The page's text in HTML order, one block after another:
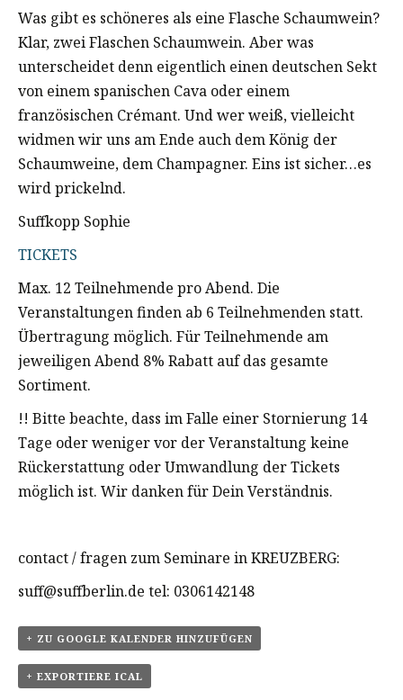
Was gibt es schöneres als eine Flasche Schaumwein?
Klar, zwei Flaschen Schaumwein. Aber was
unterscheidet denn eigentlich einen deutschen Sekt
von einem spanischen Cava oder einem
französischen Crémant. Und wer weiß, vielleicht
widmen wir uns am Ende auch dem König der
Schaumweine, dem Champagner. Eins ist sicher…es
wird prickelnd.
Suffkopp Sophie
TICKETS
Max. 12 Teilnehmende pro Abend. Die
Veranstaltungen finden ab 6 Teilnehmenden statt.
Übertragung möglich. Für Teilnehmende am
jeweiligen Abend 8% Rabatt auf das gesamte
Sortiment.
!! Bitte beachte, dass im Falle einer Stornierung 14
Tage oder weniger vor der Veranstaltung keine
Rückerstattung oder Umwandlung der Tickets
möglich ist. Wir danken für Dein Verständnis.
contact / fragen zum Seminare in KREUZBERG:
suff@suffberlin.de tel: 0306142148
+ ZU GOOGLE KALENDER HINZUFÜGEN
+ EXPORTIERE ICAL